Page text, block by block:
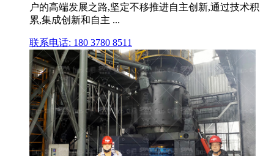
户的高端发展之路,坚定不移推进自主创新,通过技术积
累,集成创新和自主 ...
联系电话: 180 3780 8511